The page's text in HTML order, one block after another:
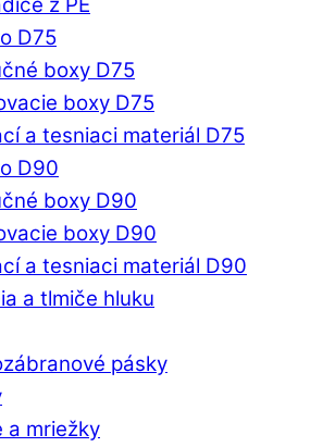
D75
boxy D75
boxy D75
a tesniaci materiál D75
D90
boxy D90
boxy D90
a tesniaci materiál D90
a tlmiče hluku
pásky
a mriežky